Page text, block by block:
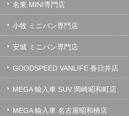
名東 MINI専門店
小牧 ミニバン専門店
安城 ミニバン専門店
GOODSPEED VANLIFE 春日井店
MEGA 輸入車 SUV 岡崎昭和町店
MEGA 輸入車 名古屋昭和橋店